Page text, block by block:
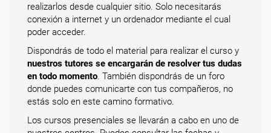
realizarlos desde cualquier sitio. Solo necesitarás
conexión a internet y un ordenador mediante el cual
poder acceder.
Dispondrás de todo el material para realizar el curso y
nuestros tutores se encargarán de resolver tus dudas
en todo momento. También dispondrás de un foro
donde puedes comunicarte con tus compañeros, no
estás solo en este camino formativo.
Los cursos presenciales se llevarán a cabo en uno de